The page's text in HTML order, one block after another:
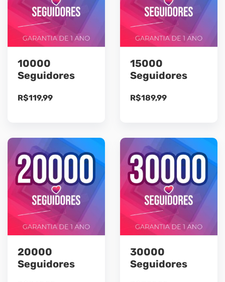
10000
Seguidores
R$119,99
15000
Seguidores
R$189,99
20000
Seguidores
30000
Seguidores